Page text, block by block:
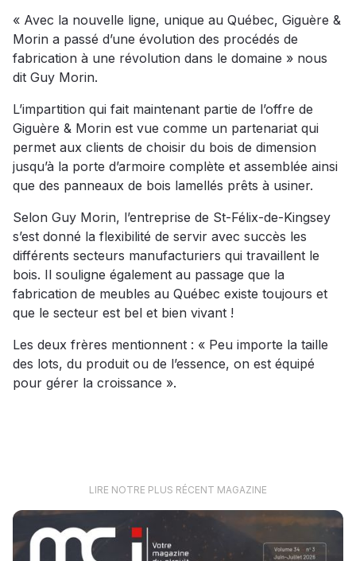
« Avec la nouvelle ligne, unique au Québec, Giguère &
Morin a passé d’une évolution des procédés de
fabrication à une révolution dans le domaine » nous
dit Guy Morin.
L’impartition qui fait maintenant partie de l’offre de
Giguère & Morin est vue comme un partenariat qui
permet aux clients de choisir du bois de dimension
jusqu’à la porte d’armoire complète et assemblée ainsi
que des panneaux de bois lamellés prêts à usiner.
Selon Guy Morin, l’entreprise de St-Félix-de-Kingsey
s’est donné la flexibilité de servir avec succès les
différents secteurs manufacturiers qui travaillent le
bois. Il souligne également au passage que la
fabrication de meubles au Québec existe toujours et
que le secteur est bel et bien vivant !
Les deux frères mentionnent : « Peu importe la taille
des lots, du produit ou de l’essence, on est équipé
pour gérer la croissance ».
LIRE NOTRE PLUS RÉCENT MAGAZINE